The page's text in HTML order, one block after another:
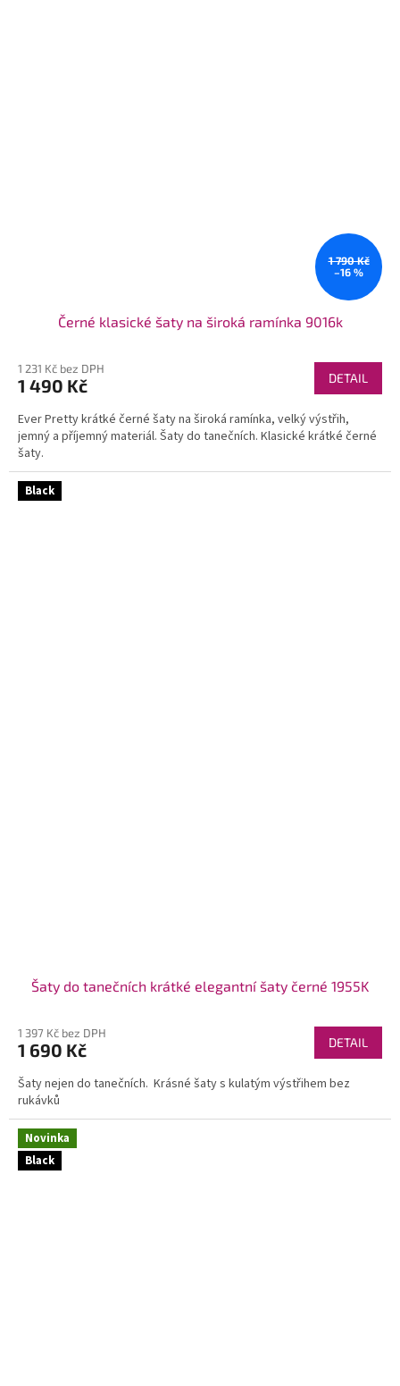
1 790 Kč
–16 %
Černé klasické šaty na široká ramínka 9016k
1 231 Kč bez DPH
1 490 Kč DETAIL
Ever Pretty krátké černé šaty na široká ramínka, velký výstřih,
jemný a příjemný materiál. Šaty do tanečních. Klasické krátké černé
šaty.
Black
Šaty do tanečních krátké elegantní šaty černé 1955K
1 397 Kč bez DPH
1 690 Kč DETAIL
Šaty nejen do tanečních. Krásné šaty s kulatým výstřihem bez
rukávků
Novinka
Black